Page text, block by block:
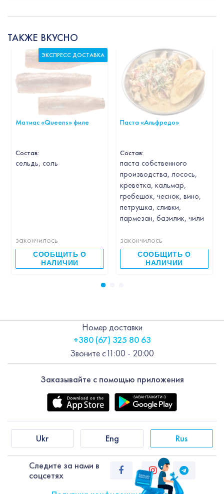
ТАКЖЕ ВКУСНО
Матиас «Queens» филе
Состав:
cельдь, соль
закончилось
СООБЩИТЬ О
НАЛИЧИИ
ЭКСПРЕСС ДОСТАВКА
Паста «Альфредо»
Состав:
паста собственного
производства, лосось,
креветка, кальмар,
гребешок, чеснок, вино,
петрушка, сливки,
пармезан, базилик, чили
закончилось
СООБЩИТЬ О
НАЛИЧИИ
Заказывайте с помощью приложения
Следите за нами в
соцсетях
Ukr Eng Rus
Номер доставки
+380 (67) 325 80 63
Звоните с11:00 - 20:00